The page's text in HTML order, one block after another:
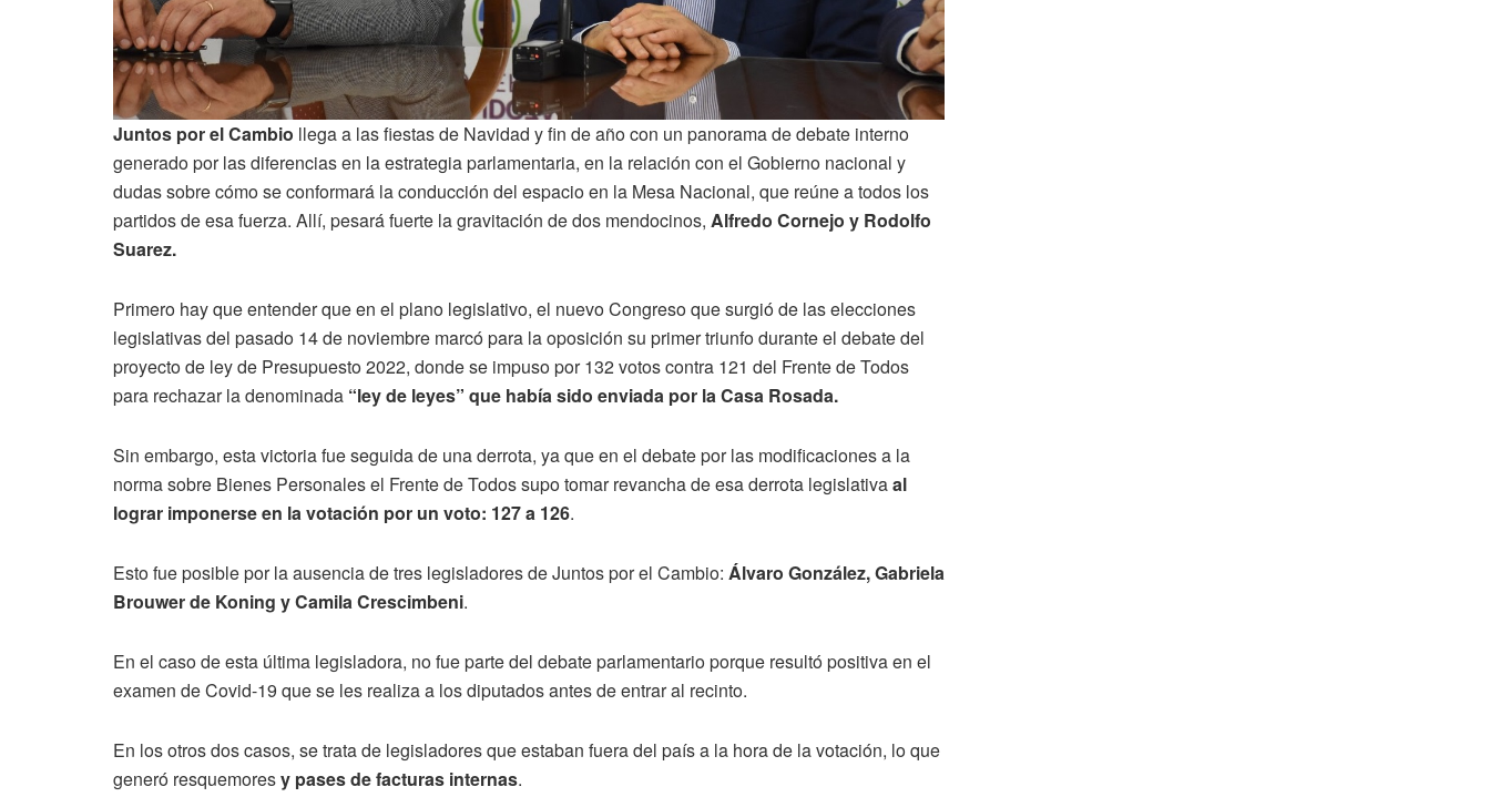
Juntos por el Cambio llega a las fiestas de Navidad y fin de año con un panorama de debate interno
generado por las diferencias en la estrategia parlamentaria, en la relación con el Gobierno nacional y
dudas sobre cómo se conformará la conducción del espacio en la Mesa Nacional, que reúne a todos los
partidos de esa fuerza. Allí, pesará fuerte la gravitación de dos mendocinos, Alfredo Cornejo y Rodolfo
Suarez.
Primero hay que entender que en el plano legislativo, el nuevo Congreso que surgió de las elecciones
legislativas del pasado 14 de noviembre marcó para la oposición su primer triunfo durante el debate del
proyecto de ley de Presupuesto 2022, donde se impuso por 132 votos contra 121 del Frente de Todos
para rechazar la denominada “ley de leyes” que había sido enviada por la Casa Rosada.
Sin embargo, esta victoria fue seguida de una derrota, ya que en el debate por las modificaciones a la
norma sobre Bienes Personales el Frente de Todos supo tomar revancha de esa derrota legislativaal
lograr imponerse en la votación por un voto: 127 a 126.
Esto fue posible por la ausencia de tres legisladores de Juntos por el Cambio: Álvaro González, Gabriela
Brouwer de Koning y Camila Crescimbeni.
En el caso de esta última legisladora, no fue parte del debate parlamentario porque resultó positiva en el
examen de Covid-19 que se les realiza a los diputados antes de entrar al recinto.
En los otros dos casos, se trata de legisladores que estaban fuera del país a la hora de la votación, lo que
generó resquemoresy pases de facturas internas.